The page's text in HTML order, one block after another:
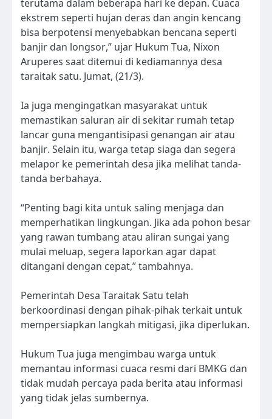
terutama dalam beberapa hari ke depan. Cuaca
ekstrem seperti hujan deras dan angin kencang
bisa berpotensi menyebabkan bencana seperti
banjir dan longsor,” ujar Hukum Tua, Nixon
Aruperes saat ditemui di kediamannya desa
taraitak satu. Jumat, (21/3).
Ia juga mengingatkan masyarakat untuk
memastikan saluran air di sekitar rumah tetap
lancar guna mengantisipasi genangan air atau
banjir. Selain itu, warga tetap siaga dan segera
melapor ke pemerintah desa jika melihat tanda-
tanda berbahaya.
“Penting bagi kita untuk saling menjaga dan
memperhatikan lingkungan. Jika ada pohon besar
yang rawan tumbang atau aliran sungai yang
mulai meluap, segera laporkan agar dapat
ditangani dengan cepat,” tambahnya.
Pemerintah Desa Taraitak Satu telah
berkoordinasi dengan pihak-pihak terkait untuk
mempersiapkan langkah mitigasi, jika diperlukan.
Hukum Tua juga mengimbau warga untuk
memantau informasi cuaca resmi dari BMKG dan
tidak mudah percaya pada berita atau informasi
yang tidak jelas sumbernya.